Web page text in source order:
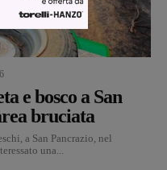
e bosco a San
bruciata
a San Pancrazio, nel
una...